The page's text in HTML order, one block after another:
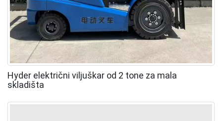
Hyder električni viljuškar od 2 tone za mala
skladišta